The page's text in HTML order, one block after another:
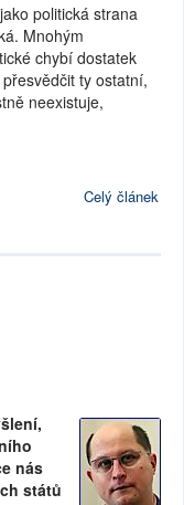
politická strana
Mnohým
chybí dostatek
ty ostatní,
neexistuje,
Celý článek
nás
států